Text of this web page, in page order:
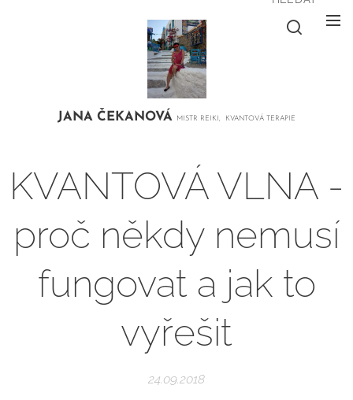
JANA ČEKANOVÁ MISTR REIKI, KVANTOVÁ TERAPIE
KVANTOVÁ VLNA -
proč někdy nemusí
fungovat a jak to
vyřešit
24.09.2018